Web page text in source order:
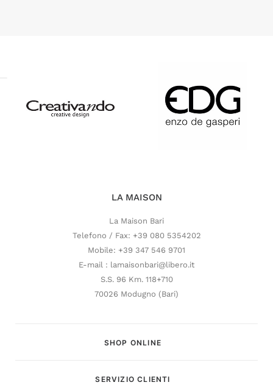
LA MAISON
La Maison Bari
Telefono / Fax: +39 080 5354202
Mobile: +39 347 546 9701
E-mail : lamaisonbari@libero.it
S.S. 96 Km. 118+710
70026 Modugno (Bari)
SHOP ONLINE
SERVIZIO CLIENTI